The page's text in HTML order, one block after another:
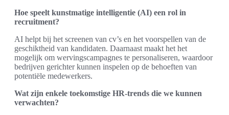
Hoe speelt kunstmatige intelligentie (AI) een rol in
recruitment?
AI helpt bij het screenen van cv’s en het voorspellen van de
geschiktheid van kandidaten. Daarnaast maakt het het
mogelijk om wervingscampagnes te personaliseren, waardoor
bedrijven gerichter kunnen inspelen op de behoeften van
potentiële medewerkers.
Wat zijn enkele toekomstige HR-trends die we kunnen
verwachten?